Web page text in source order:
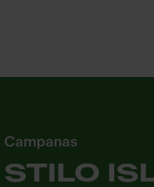
Campanas
STILO